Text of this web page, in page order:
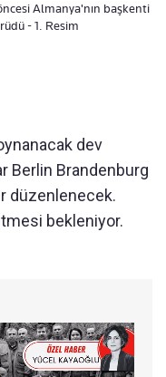
Almanya'nın başkenti
- 1. Resim
dev
Berlin Brandenburg
düzenlenecek.
bekleniyor.